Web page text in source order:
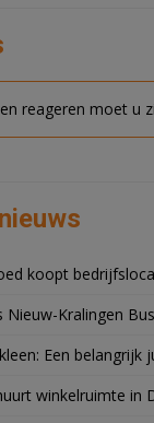
reageren moet u
koopt
Nieuw-Kralingen
Een belangrijk
winkelruimte in